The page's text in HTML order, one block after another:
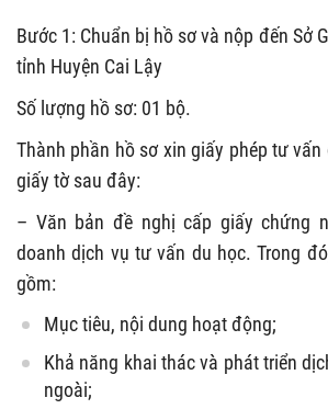
Bước 1: Chuẩn bị hồ sơ và nộp đến Sở
tỉnh Huyện Cai Lậy
Số lượng hồ sơ: 01 bộ.
Thành phần hồ sơ xin giấy phép tư
giấy tờ sau đây:
– Văn bản đề nghị cấp giấy chứng
doanh dịch vụ tư vấn du học. Trong
gồm:
Mục tiêu, nội dung hoạt động;
Khả năng khai thác và phát triển
ngoài;